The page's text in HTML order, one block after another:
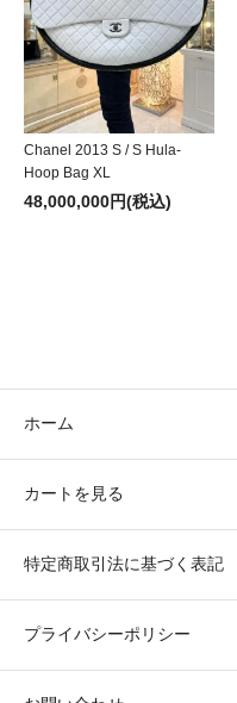
Chanel 2013 S / S Hula-
Hoop Bag XL
48,000,000円(税込)
ホーム
カートを見る
特定商取引法に基づく表記
プライバシーポリシー